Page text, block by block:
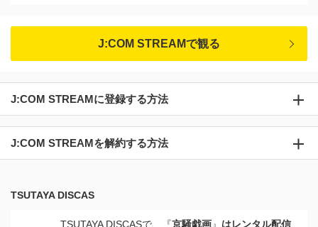
J:COM STREAMで観る
J:COM STREAMに登録する方法
J:COM STREAMを解約する方法
TSUTAYA DISCAS
TSUTAYA DISCASで、『京騒戯画』 はレンタル配信